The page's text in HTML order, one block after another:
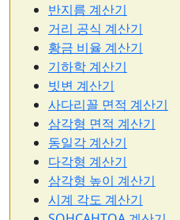
반지름 계산기
거리 공식 계산기
황금 비율 계산기
기하학 계산기
빗변 계산기
사다리꼴 면적 계산기
삼각형 면적 계산기
동일각 계산기
다각형 계산기
삼각형 높이 계산기
시계 각도 계산기